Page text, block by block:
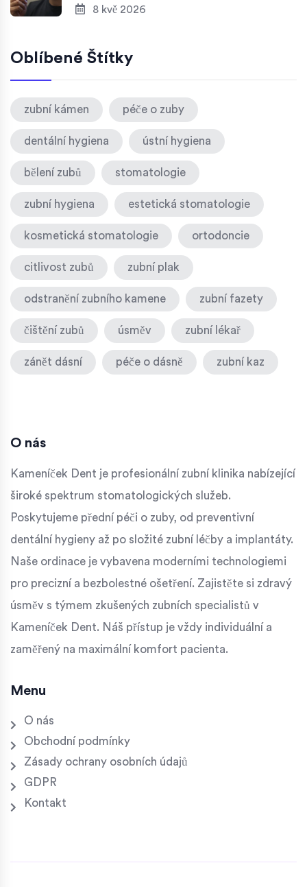
8 kvě 2026
Oblíbené Štítky
zubní kámen péče o zuby
dentální hygiena ústní hygiena
bělení zubů stomatologie
zubní hygiena estetická stomatologie
kosmetická stomatologie ortodoncie
citlivost zubů zubní plak
odstranění zubního kamene zubní fazety
čištění zubů úsměv zubní lékař
zánět dásní péče o dásně zubní kaz
O nás
Kameníček Dent je profesionální zubní klinika nabízející
široké spektrum stomatologických služeb.
Poskytujeme přední péči o zuby, od preventivní
dentální hygieny až po složité zubní léčby a implantáty.
Naše ordinace je vybavena moderními technologiemi
pro precizní a bezbolestné ošetření. Zajistěte si zdravý
úsměv s týmem zkušených zubních specialistů v
Kameníček Dent. Náš přístup je vždy individuální a
zaměřený na maximální komfort pacienta.
Menu
O nás
Obchodní podmínky
Zásady ochrany osobních údajů
GDPR
Kontakt